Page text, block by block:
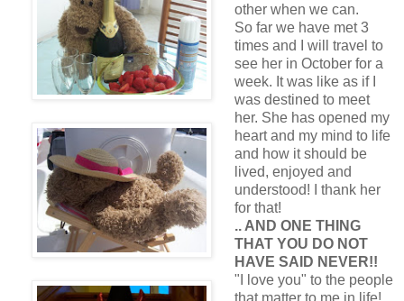
other when we can.
So far we have met 3
times and I will travel to
see her in October for a
week. It was like as if I
was destined to meet
her. She has opened my
heart and my mind to life
and how it should be
lived, enjoyed and
understood! I thank her
for that!
.. AND ONE THING
THAT YOU DO NOT
HAVE SAID NEVER!!
"I love you" to the people
that matter to me in life!